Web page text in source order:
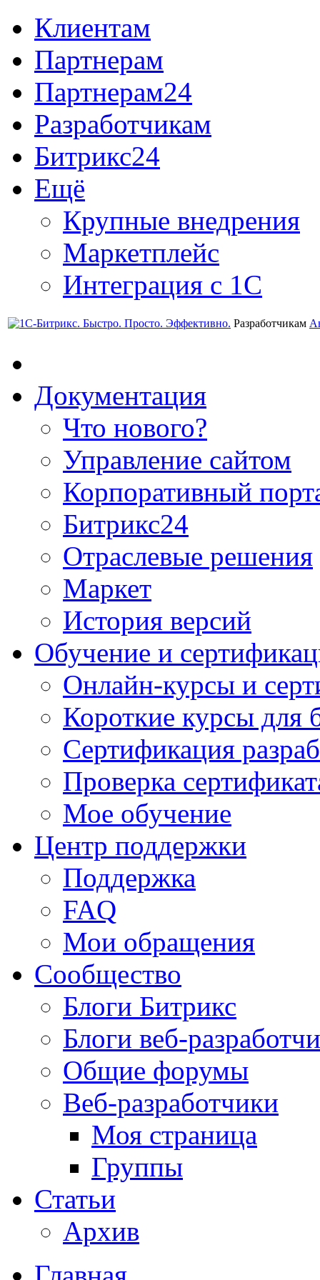
Клиентам
Партнерам
Партнерам24
Разработчикам
Битрикс24
Ещё
Крупные внедрения
Маркетплейс
Интеграция с 1С
Разработчикам
Документация
Что нового?
Управление сайтом
Корпоративный
Битрикс24
Отраслевые решения
Маркет
История версий
Обучение и
Онлайн-курсы и
Короткие курсы для
Сертификация
Проверка
Мое обучение
Центр поддержки
Поддержка
FAQ
Мои обращения
Сообщество
Блоги Битрикс
Блоги веб-
Общие форумы
Веб-разработчики
Моя страница
Группы
Статьи
Архив